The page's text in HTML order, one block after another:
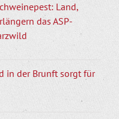
Land,
das ASP-
in der Brunft sorgt für